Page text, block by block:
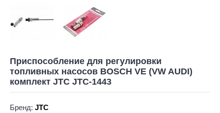
Приспособление для регулировки
топливных насосов BOSCH VE (VW AUDI)
комплект JTC JTC-1443
Бренд: JTC